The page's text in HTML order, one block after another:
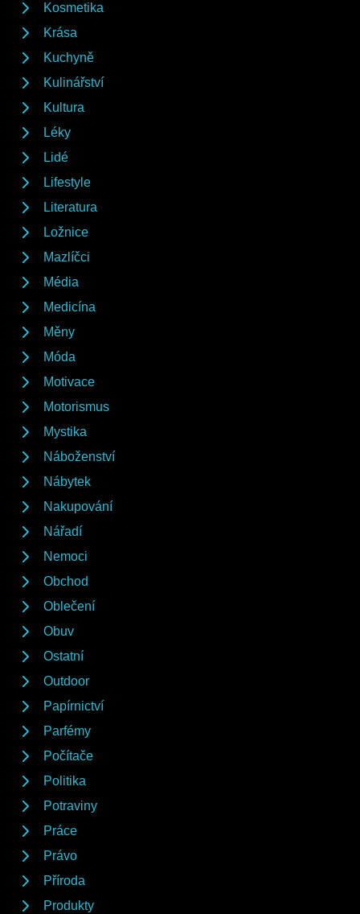
Kosmetika
Krása
Kuchyně
Kulinářství
Kultura
Léky
Lidé
Lifestyle
Literatura
Ložnice
Mazlíčci
Média
Medicína
Měny
Móda
Motivace
Motorismus
Mystika
Náboženství
Nábytek
Nakupování
Nářadí
Nemoci
Obchod
Oblečení
Obuv
Ostatní
Outdoor
Papírnictví
Parfémy
Počítače
Politika
Potraviny
Práce
Právo
Příroda
Produkty